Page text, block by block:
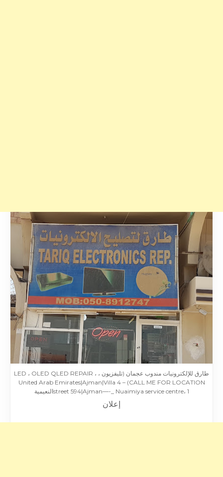
طارق للإلكترونيات مندوب عجمان (تليفزيون ، LED ، OLED QLED REPAIR ،
CALL ME FOR LOCATION) – United Arab Emirates|Ajman|Villa 4
street 594|Ajman—-_ Nuaimiya service centre، 1النعيمية
إعلان